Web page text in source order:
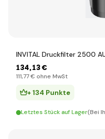
INVITAL Druckfilter 2500
134,13 €
111,77 € ohne MwSt
+ 134 Punkte
Letztes Stück auf Lager(Bei